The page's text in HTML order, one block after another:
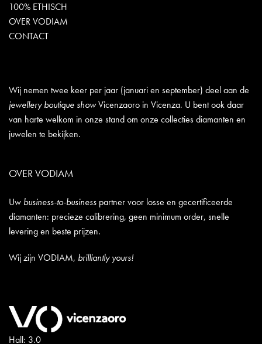
100% ETHISCH
OVER VODIAM
CONTACT
Wij nemen twee keer per jaar (januari en september) deel aan de
jewellery boutique showVicenzaoro in Vicenza. U bent ook daar
van harte welkom in onze stand om onze collecties diamanten en
juwelen te bekijken.
OVER VODIAM
Uw business-to-business partner voor losse en gecertificeerde
diamanten: precieze calibrering, geen minimum order, snelle
levering en beste prijzen.
Wij zijn VODIAM, brilliantly yours!
Hall: 3.0